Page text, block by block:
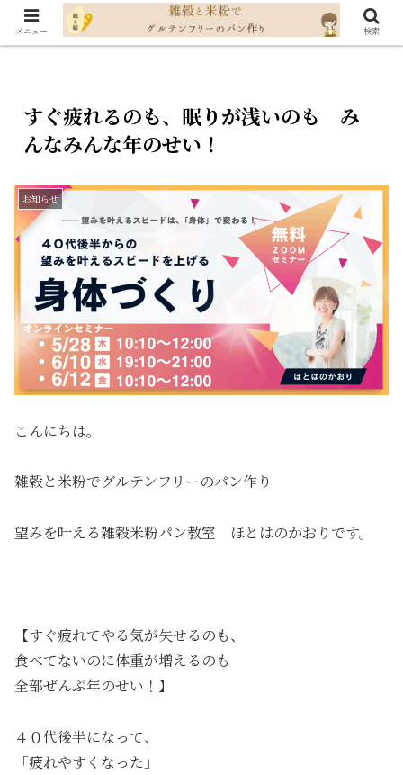
すぐ疲れるのも、眠りが浅いのも み
んなみんな年のせい！
お知らせ
こんにちは。
雑穀と米粉でグルテンフリーのパン作り
望みを叶える雑穀米粉パン教室 ほとはのかおりです。
【すぐ疲れてやる気が失せるのも、
食べてないのに体重が増えるのも
全部ぜんぶ年のせい！】
４０代後半になって、
「疲れやすくなった」
メニュー 検索